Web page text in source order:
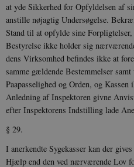
at yde Sikkerhed for Opfyldelsen af
anstille nøjagtig Undersøgelse.
Stand til at opfylde sine Forpligtelser,
Bestyrelse ikke holder sig
dens Virksomhed befindes ikke at
samme gældende Bestemmelser
Paapasselighed og Orden, og
Anledning af Inspektoren givne
efter Inspektorens Ind­stilling lade
§ 29.
I anerkendte Sygekasser kan der
Hjælp end den ved nærværende Lov